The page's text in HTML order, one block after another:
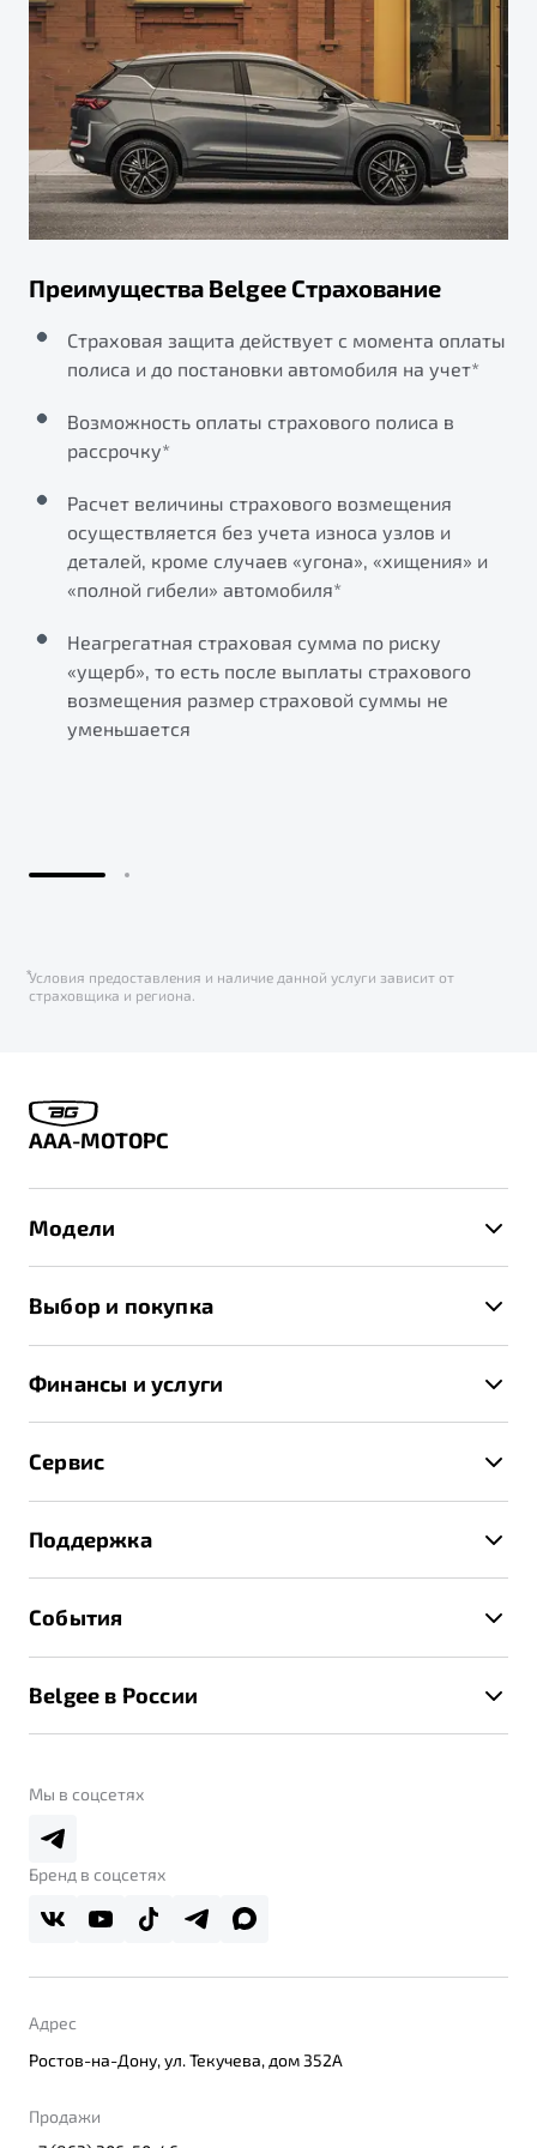
Преимущества Belgee Страхование
Страховая защита действует с момента оплаты
полиса и до постановки автомобиля на учет*
Возможность оплаты страхового полиса в
рассрочку*
Расчет величины страхового возмещения
осуществляется без учета износа узлов и
деталей, кроме случаев «угона», «хищения» и
«полной гибели» автомобиля*
Неагрегатная страховая сумма по риску
«ущерб», то есть после выплаты страхового
возмещения размер страховой суммы не
уменьшается
⃰Условия предоставления и наличие данной услуги зависит от
страховщика и региона.
ААА-МОТОРС
Модели
X70
Выбор и покупка
Спецпредложения и Акции
Записаться на тест-драйв
Получить предложение
Финансы и услуги
Трейд-ин
Страхование
Расчет КАСКО
Сервис
Руководство по эксплуатации
Техническое обслуживание
Калькулятор ТО
Поддержка
Помощь на дорогах
Belgee Линк
Belgee Плюс
Реферальная программа
События
Контакты
Belgee в России
О дилерском центре
Правовая информация
Мы в соцсетях
Бренд в соцсетях
Адрес
Ростов-на-Дону, ул. Текучева, дом 352А
Продажи